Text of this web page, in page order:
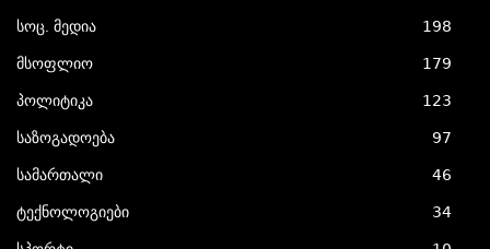
სოც. მედია 198
მსოფლიო 179
პოლიტიკა 123
საზოგადოება 97
სამართალი 46
ტექნოლოგიები 34